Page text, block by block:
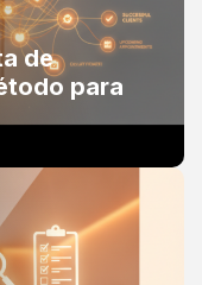
de
para